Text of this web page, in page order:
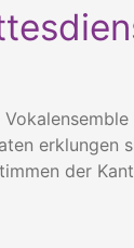
erklungen
der